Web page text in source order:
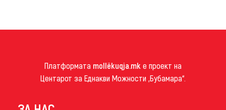
Платформата mollëkuqja.mk е проект на
Центарот за Еднакви Можности „Бубамара“.